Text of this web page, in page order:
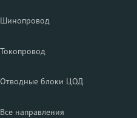
Шинопровод
Токопровод
Отводные блоки ЦОД
Все направления